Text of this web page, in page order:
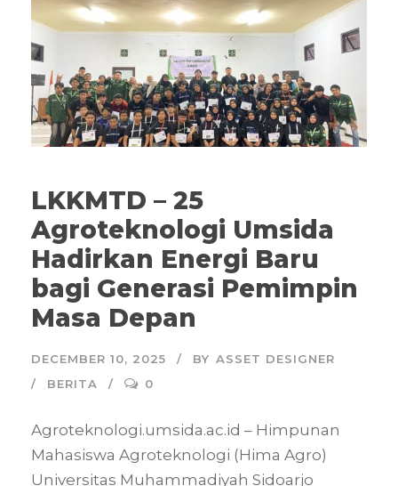
LKKMTD – 25
Agroteknologi Umsida
Hadirkan Energi Baru
bagi Generasi Pemimpin
Masa Depan
DECEMBER 10, 2025 BY ASSET DESIGNER
BERITA
0
Agroteknologi.umsida.ac.id – Himpunan
Mahasiswa Agroteknologi (Hima Agro)
Universitas Muhammadiyah Sidoarjo